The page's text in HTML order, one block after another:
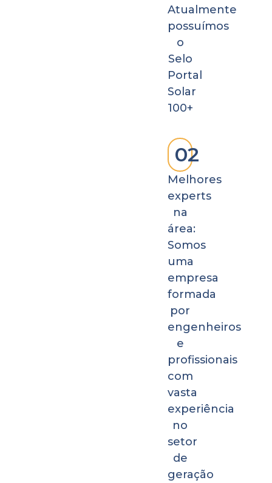
Atualmente
possuímos
o
Selo
Portal
Solar
100+
02
Melhores
experts
na
área:
Somos
uma
empresa
formada
por
engenheiros
e
profissionais
com
vasta
experiência
no
setor
de
geração